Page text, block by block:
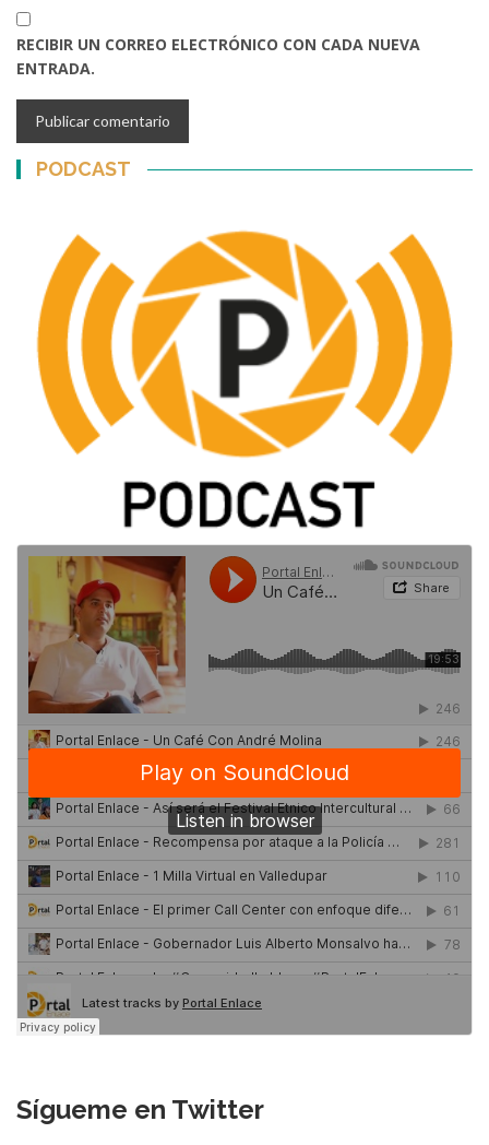
RECIBIR UN CORREO ELECTRÓNICO CON CADA NUEVA
ENTRADA.
PODCAST
Sígueme en Twitter